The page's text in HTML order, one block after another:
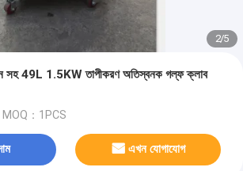
2/5
সহ 49L 1.5KW তাপীকরণ অতিস্বনক গল্ফ ক্লাব
MOQ：1PCS
এখন যোগাযোগ